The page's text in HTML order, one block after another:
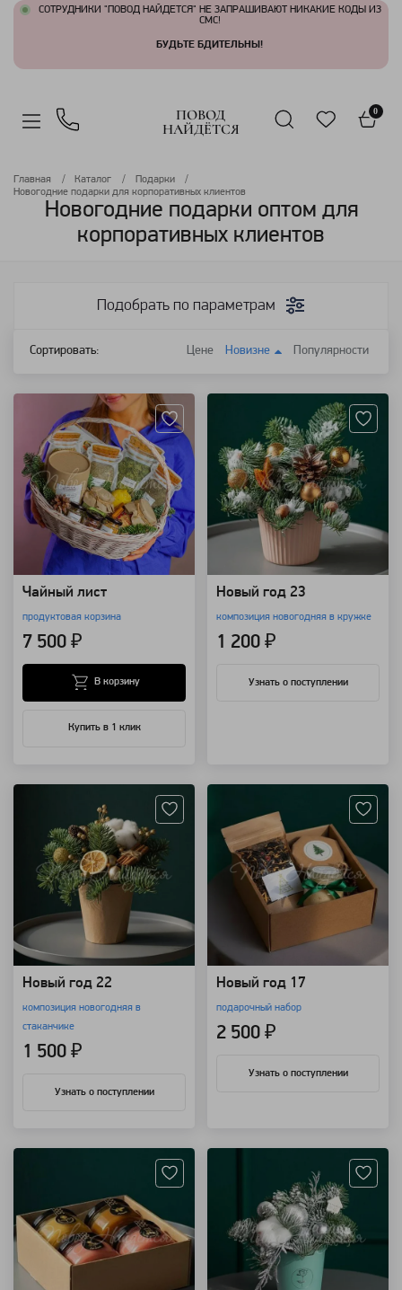
СОТРУДНИКИ "ПОВОД НАЙДЕТСЯ" НЕ ЗАПРАШИВАЮТ НИКАКИЕ КОДЫ ИЗ
СМС!
БУДЬТЕ БДИТЕЛЬНЫ!
ПОВОД
НАЙДЁТСЯ
0
Главная Каталог
Подарки
Новогодние подарки для корпоративных клиентов
Новогодние подарки оптом для
корпоративных клиентов
Подобрать по параметрам
Сортировать: Цене Новизне Популярности
Чайный лист
продуктовая корзина
7 500 ₽
Купить в 1 клик
В корзину
Новый год 23
композиция новогодняя в кружке
1 200 ₽
Узнать о поступлении
Новый год 22
композиция новогодняя в
стаканчике
1 500 ₽
Узнать о поступлении
Новый год 17
подарочный набор
2 500 ₽
Узнать о поступлении